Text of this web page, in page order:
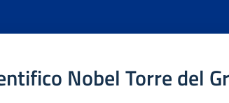
Nobel Torre del